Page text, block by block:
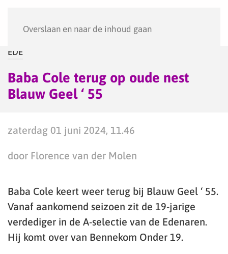
Overslaan en naar de inhoud gaan
EDE
Baba Cole terug op oude nest
Blauw Geel ‘ 55
zaterdag 01 juni 2024, 11.46
door Florence van der Molen
Baba Cole keert weer terug bij Blauw Geel ‘ 55.
Vanaf aankomend seizoen zit de 19-jarige
verdediger in de A-selectie van de Edenaren.
Hij komt over van Bennekom Onder 19.